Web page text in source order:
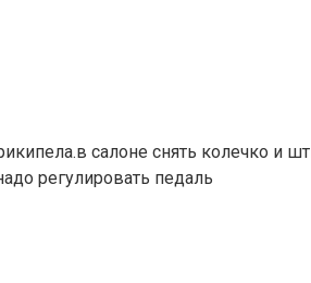
салоне снять колечко и
регулировать педаль